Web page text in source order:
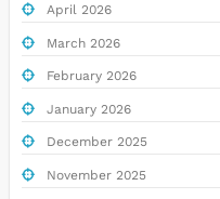
April 2026
March 2026
February 2026
January 2026
December 2025
November 2025